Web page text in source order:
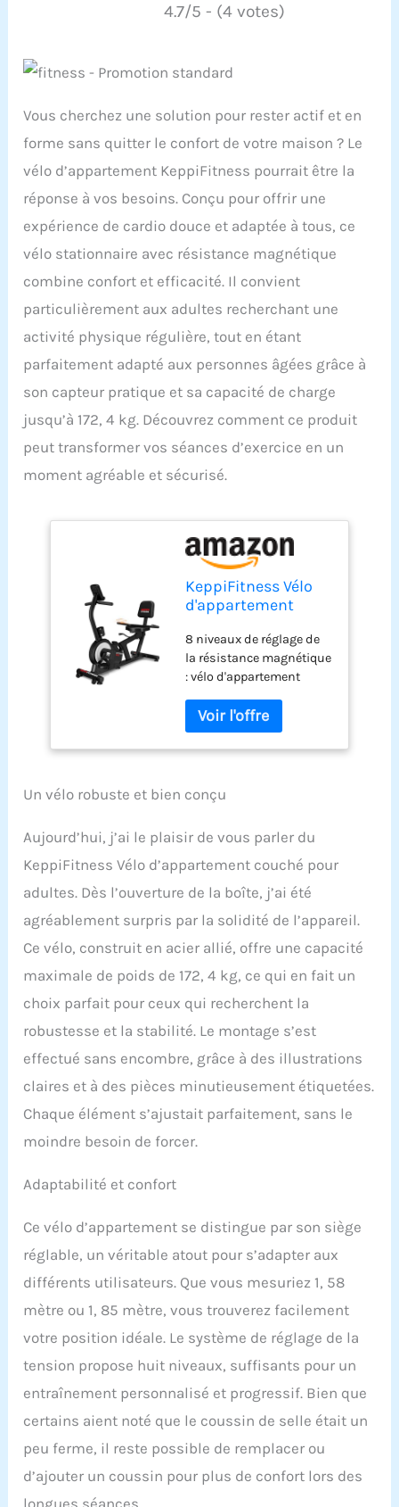
4.7/5 - (4 votes)
Vous cherchez une solution pour rester actif et en
forme sans quitter le confort de votre maison ? Le
vélo d’appartement KeppiFitness pourrait être la
réponse à vos besoins. Conçu pour offrir une
expérience de cardio douce et adaptée à tous, ce
vélo stationnaire avec résistance magnétique
combine confort et efficacité. Il convient
particulièrement aux adultes recherchant une
activité physique régulière, tout en étant
parfaitement adapté aux personnes âgées grâce à
son capteur pratique et sa capacité de charge
jusqu’à 172, 4 kg. Découvrez comment ce produit
peut transformer vos séances d’exercice en un
moment agréable et sécurisé.
KeppiFitness Vélo
d'appartement
adultes avec
résistance
magnétique, vélo
d'appartement pour
la maison, capacité
de 172,4 kg, vélos
cardio
personnes âgées
8 niveaux de réglage de
la résistance magnétique
: vélo d'appartement
Technologie muting du
système de double
réluctance pour vélo
une expérience d'exercice
plus silencieuse.
un réglage rapide : le vélo
d'exercice couché vous
permet de libérer
rapidement le levier et de
régler la distance du
siège pendant
l'entraînement sans
descendre du vélo
d'appartement. Rendez
chaque entraînement
plus efficace. Capacité de
poids de 172,4 kg : ce vélo
couché dispose d'une
technologie de cadre
brevetée unique et peut
supporter une capacité
de 172,4 kg. Améliore la
d'appartement couché.
Affichage électronique :
ce vélo d'exercice couché
dispose d'un écran LED
avec support pour
enregistrer et afficher les
données d'entraînement.
Les données du vélo
d'exercice sont claires et
faciles à lire, afin que
davantage de votre
entraînement. Suivi de la
mettez votre main sur le
Un vélo robuste et bien conçu
Aujourd’hui, j’ai le plaisir de vous parler du
KeppiFitness Vélo d’appartement couché pour
adultes. Dès l’ouverture de la boîte, j’ai été
agréablement surpris par la solidité de l’appareil.
Ce vélo, construit en acier allié, offre une capacité
maximale de poids de 172, 4 kg, ce qui en fait un
choix parfait pour ceux qui recherchent la
robustesse et la stabilité. Le montage s’est
effectué sans encombre, grâce à des illustrations
claires et à des pièces minutieusement étiquetées.
Chaque élément s’ajustait parfaitement, sans le
moindre besoin de forcer.
Adaptabilité et confort
Ce vélo d’appartement se distingue par son siège
réglable, un véritable atout pour s’adapter aux
différents utilisateurs. Que vous mesuriez 1, 58
mètre ou 1, 85 mètre, vous trouverez facilement
votre position idéale. Le système de réglage de la
tension propose huit niveaux, suffisants pour un
entraînement personnalisé et progressif. Bien que
certains aient noté que le coussin de selle était un
peu ferme, il reste possible de remplacer ou
d’ajouter un coussin pour plus de confort lors des
longues séances.